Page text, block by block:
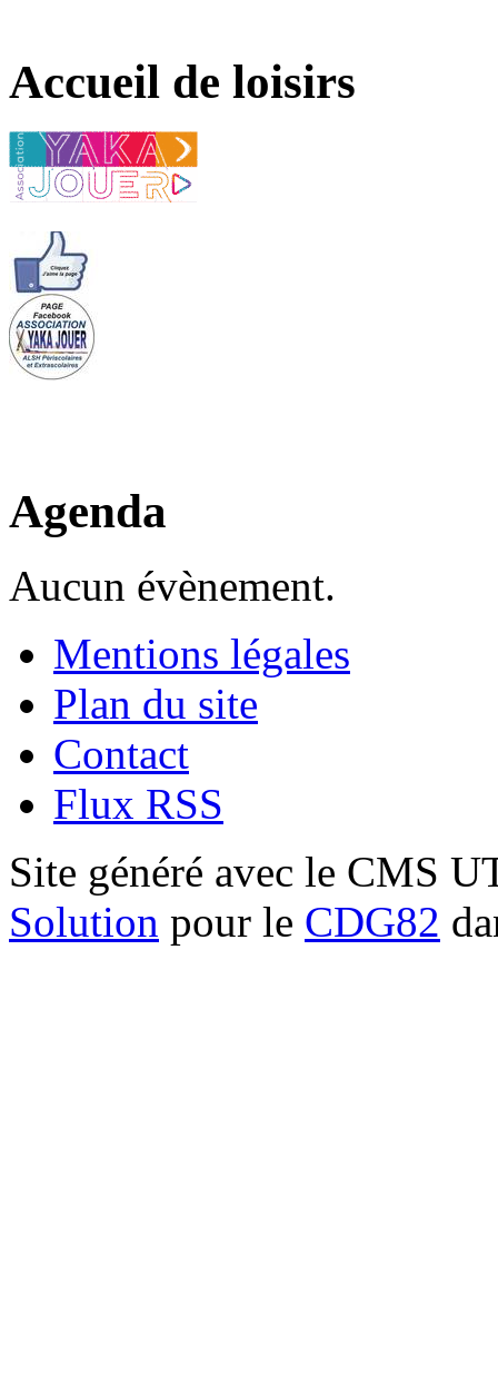
Accueil de loisirs
Agenda
Aucun évènement.
Mentions légales
Plan du site
Contact
Flux RSS
Site généré avec le CMS
Solution pour le CDG82